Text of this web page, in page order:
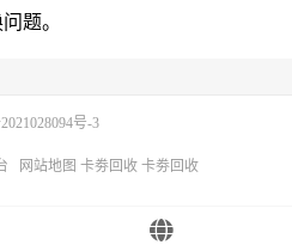
题。
号-3
网站地图 卡劵回收 卡劵回收